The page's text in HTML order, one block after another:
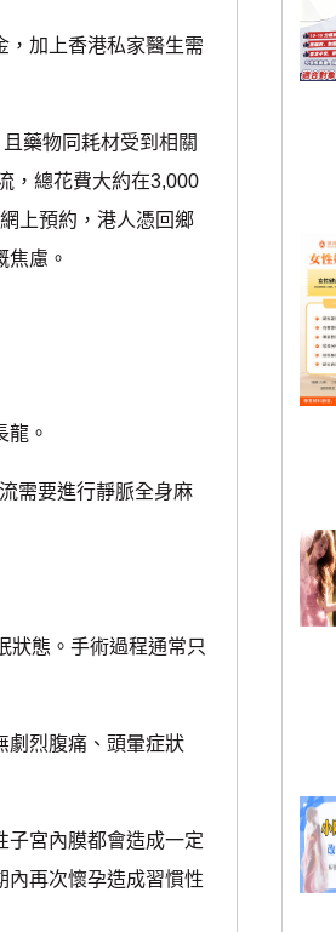
加上香港私家醫生需
藥物同耗材受到相關
，總花費大約在3,000
上預約，港人憑回鄉
慮。
龍。
需要進行靜脈全身麻
狀態。手術過程通常只
劇烈腹痛、頭暈症狀
宮內膜都會造成一定
內再次懷孕造成習慣性